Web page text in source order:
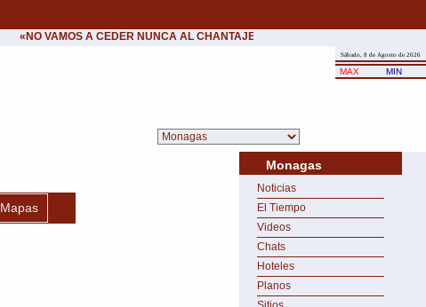
«NO VAMOS A CEDER NUNCA AL CHANTAJE DEL TERROR.»
Sábado, 8 de Agosto de 2026
MAX MIN
Mapas
Monagas
Noticias
El Tiempo
Videos
Chats
Hoteles
Planos